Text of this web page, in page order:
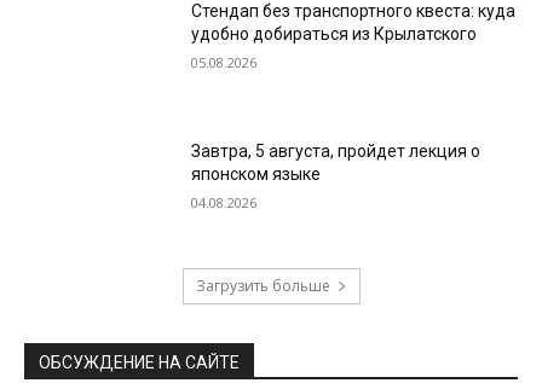
Стендап без транспортного квеста: куда
удобно добираться из Крылатского
05.08.2026
Завтра, 5 августа, пройдет лекция о
японском языке
04.08.2026
Загрузить больше
ОБСУЖДЕНИЕ НА САЙТЕ